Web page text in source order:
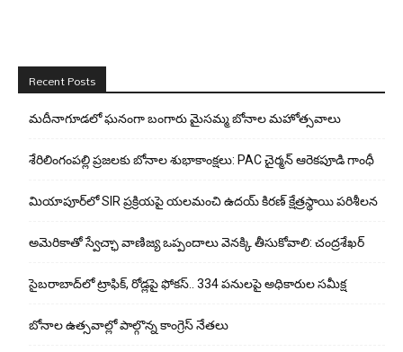
Recent Posts
మదీనాగూడలో ఘ‌నంగా బంగారు మైసమ్మ బోనాల మహోత్సవాలు
శేరిలింగంపల్లి ప్రజలకు బోనాల శుభాకాంక్షలు: PAC చైర్మన్ ఆరెకపూడి గాంధీ
మియాపూర్‌లో SIR ప్రక్రియపై యలమంచి ఉదయ్ కిరణ్ క్షేత్రస్థాయి పరిశీలన
అమెరికాతో స్వేచ్ఛా వాణిజ్య ఒప్పందాలు వెనక్కి తీసుకోవాలి: చంద్రశేఖర్
సైబరాబాద్‌లో ట్రాఫిక్, రోడ్లపై ఫోకస్.. 334 పనులపై అధికారుల సమీక్ష
బోనాల ఉత్సవాల్లో పాల్గొన్న కాంగ్రెస్ నేతలు